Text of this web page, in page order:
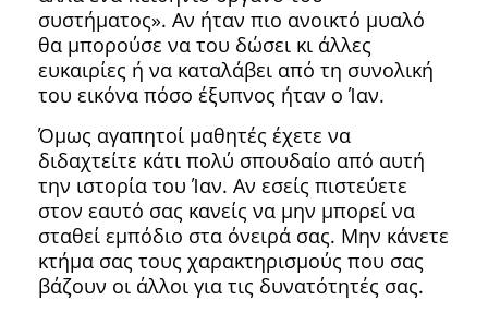
συστήματος». Αν ήταν πιο ανοικτό μυαλό
θα μπορούσε να του δώσει κι άλλες
ευκαιρίες ή να καταλάβει από τη συνολική
του εικόνα πόσο έξυπνος ήταν ο Ίαν.
Όμως αγαπητοί μαθητές έχετε να
διδαχτείτε κάτι πολύ σπουδαίο από αυτή
την ιστορία του Ίαν. Αν εσείς πιστεύετε
στον εαυτό σας κανείς να μην μπορεί να
σταθεί εμπόδιο στα όνειρά σας. Μην κάνετε
κτήμα σας τους χαρακτηρισμούς που σας
βάζουν οι άλλοι για τις δυνατότητές σας.